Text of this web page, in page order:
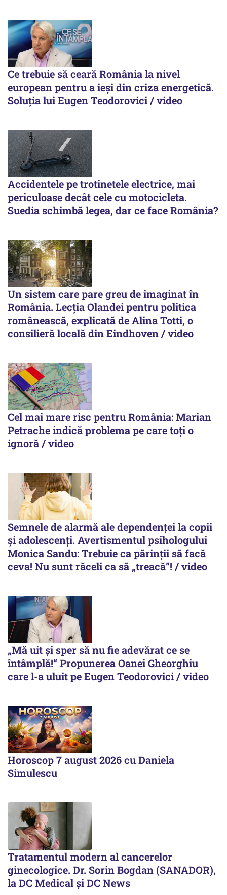
Ce trebuie să ceară România la nivel
european pentru a ieși din criza energetică.
Soluția lui Eugen Teodorovici / video
Accidentele pe trotinetele electrice, mai
periculoase decât cele cu motocicleta.
Suedia schimbă legea, dar ce face România?
Un sistem care pare greu de imaginat în
România. Lecția Olandei pentru politica
românească, explicată de Alina Totti, o
consilieră locală din Eindhoven / video
Cel mai mare risc pentru România: Marian
Petrache indică problema pe care toți o
ignoră / video
Semnele de alarmă ale dependenței la copii
și adolescenți. Avertismentul psihologului
Monica Sandu: Trebuie ca părinții să facă
ceva! Nu sunt răceli ca să „treacă”! / video
„Mă uit și sper să nu fie adevărat ce se
întâmplă!“ Propunerea Oanei Gheorghiu
care l-a uluit pe Eugen Teodorovici / video
Horoscop 7 august 2026 cu Daniela
Simulescu
Tratamentul modern al cancerelor
ginecologice. Dr. Sorin Bogdan (SANADOR),
la DC Medical și DC News